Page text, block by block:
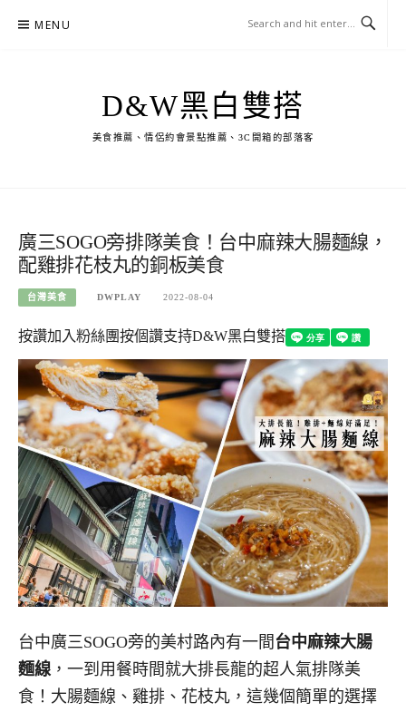
MENU
D&W黑白雙搭
美食推薦、情侶約會景點推薦、3C開箱的部落客
廣三SOGO旁排隊美食！台中麻辣大腸麵線，
配雞排花枝丸的銅板美食
台灣美食 DWPLAY 2022-08-04
按讚加入粉絲團按個讚支持D&W黑白雙搭
台中廣三SOGO旁的美村路內有一間台中麻辣大腸
麵線 ，一到用餐時間就大排長龍的超人氣排隊美
食！大腸麵線、雞排、花枝丸，這幾個簡單的選擇